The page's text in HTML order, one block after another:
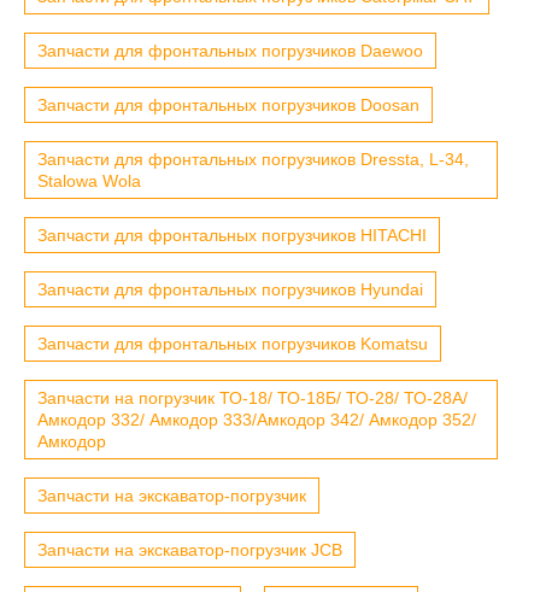
Запчасти для фронтальных погрузчиков Daewoo
Запчасти для фронтальных погрузчиков Doosan
Запчасти для фронтальных погрузчиков Dressta, L-34,
Stalowa Wola
Запчасти для фронтальных погрузчиков HITACHI
Запчасти для фронтальных погрузчиков Hyundai
Запчасти для фронтальных погрузчиков Komatsu
Запчасти на погрузчик ТО-18/ ТО-18Б/ ТО-28/ ТО-28А/
Амкодор 332/ Амкодор 333/Амкодор 342/ Амкодор 352/
Амкодор
Запчасти на экскаватор-погрузчик
Запчасти на экскаватор-погрузчик JCB